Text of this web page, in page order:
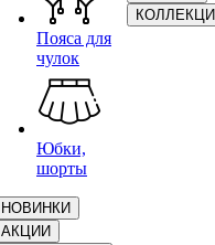
Пояса для
чулок
Юбки,
шорты
НОВИНКИ
АКЦИИ